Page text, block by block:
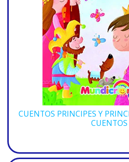
CUENTOS PRINCIPES Y
CUENTOS